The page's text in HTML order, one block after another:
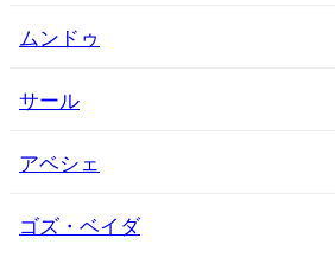
ムンドゥ
サール
アベシェ
ゴズ・ベイダ